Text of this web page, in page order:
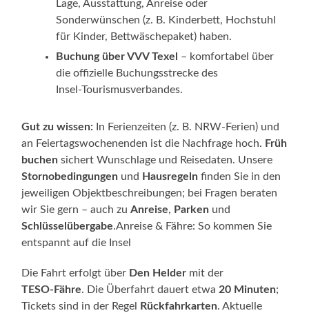
Lage, Ausstattung, Anreise oder
Sonderwünschen (z. B. Kinderbett, Hochstuhl
für Kinder, Bettwäschepaket) haben.
Buchung über VVV Texel
– komfortabel über
die offizielle Buchungsstrecke des
Insel‑Tourismusverbandes.
Gut zu wissen: In Ferienzeiten (z. B. NRW‑Ferien) und
an Feiertagswochenenden ist die Nachfrage hoch. Früh
buchen sichert Wunschlage und Reisedaten. Unsere
Stornobedingungen und Hausregeln finden Sie in den
jeweiligen Objektbeschreibungen; bei Fragen beraten
wir Sie gern – auch zuAnreise, Parken und
Schlüsselübergabe.Anreise & Fähre: So kommen Sie
entspannt auf die Insel
Die Fahrt erfolgt über Den Helder mit der
TESO‑Fähre. Die Überfahrt dauert etwa20 Minuten;
Tickets sind in der Regel
Rückfahrkarten. Aktuelle